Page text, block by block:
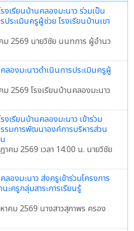
งเรียนบ้านคลองมะนาว ร่วมเป็น
ระเมินครูผู้ช่วย โรงเรียนบ้านเขา
ม 2569 นายวิชัย นนทการ ผู้อำนว
ลองมะนาวดำเนินการประเมินครูผู้
2569 โรงเรียนบ้านคลองมะนาว
งเรียนบ้านคลองมะนาว เข้าร่วม
รมการพัฒนาองค์การบริหารส่วน
คม 2569 เวลา 14.00 น. นายวิชัย
ลองมะนาว ส่งครูเข้าร่วมโครงการ
ครูกลุ่มสาระการเรียนรู้
คม 2569 นางสาวสุภาพร ครอง